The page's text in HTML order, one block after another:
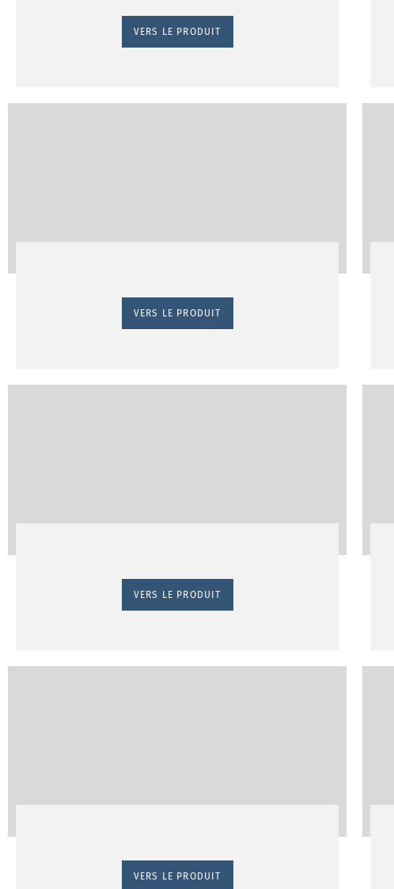
VERS LE PRODUIT
VERS LE PRODUIT
VERS LE PRODUIT
VERS LE PRODUIT